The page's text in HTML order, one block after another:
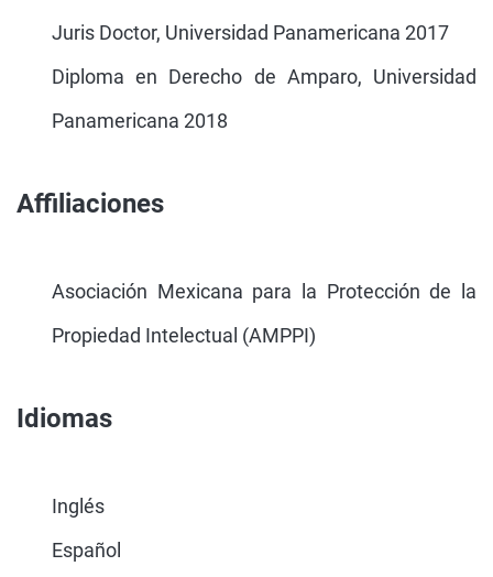
Juris Doctor, Universidad Panamericana 2017
Diploma en Derecho de Amparo, Universidad
Panamericana 2018
Affiliaciones
Asociación Mexicana para la Protección de la
Propiedad Intelectual (AMPPI)
Idiomas
Inglés
Español